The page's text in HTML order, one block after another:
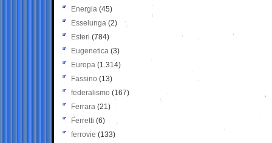
Energia (45)
Esselunga (2)
Esteri (784)
Eugenetica (3)
Europa (1.314)
Fassino (13)
federalismo (167)
Ferrara (21)
Ferretti (6)
ferrovie (133)